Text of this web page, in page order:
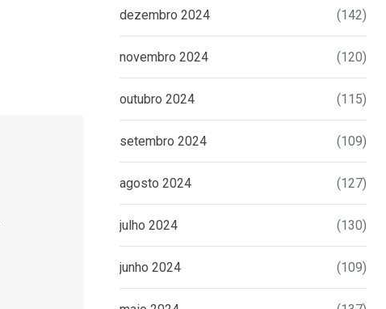
dezembro 2024 (142)
novembro 2024 (120)
outubro 2024 (115)
setembro 2024 (109)
agosto 2024 (127)
julho 2024 (130)
junho 2024 (109)